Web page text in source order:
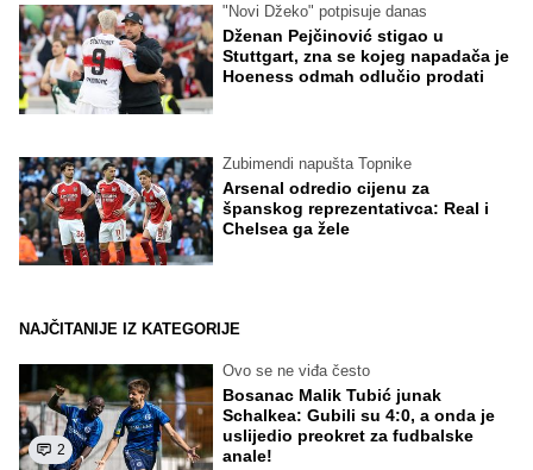
"Novi Džeko" potpisuje danas
Dženan Pejčinović stigao u
Stuttgart, zna se kojeg napadača je
Hoeness odmah odlučio prodati
Zubimendi napušta Topnike
Arsenal odredio cijenu za
španskog reprezentativca: Real i
Chelsea ga žele
NAJČITANIJE IZ KATEGORIJE
2
Ovo se ne viđa često
Bosanac Malik Tubić junak
Schalkea: Gubili su 4:0, a onda je
uslijedio preokret za fudbalske
anale!